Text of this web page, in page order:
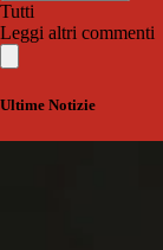
Tutti
Leggi altri commenti
Ultime Notizie